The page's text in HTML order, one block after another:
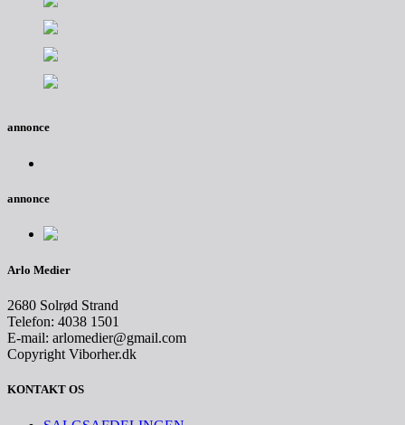
annonce
annonce
Arlo Medier
2680 Solrød Strand
Telefon: 4038 1501
E-mail: arlomedier@gmail.com
Copyright Viborher.dk
KONTAKT OS